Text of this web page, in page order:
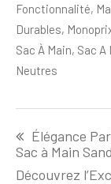
Fonctionnalité,
Durables,
Sac À Main, Sac A
Neutres
de
l'article
Élégance
Sac à Main
Découvrez